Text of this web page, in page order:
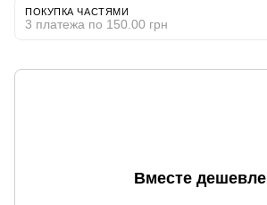
ПОКУПКА ЧАСТЯМИ
3 платежа по 150.00 грн
Вместе дешевле